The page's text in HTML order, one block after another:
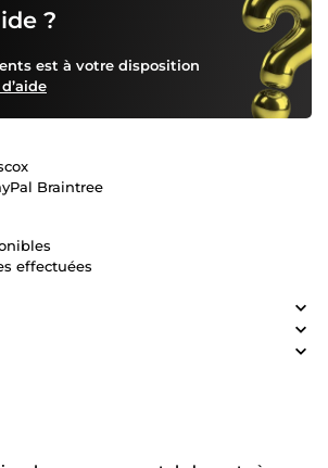
?
est à votre disposition
Braintree
effectuées